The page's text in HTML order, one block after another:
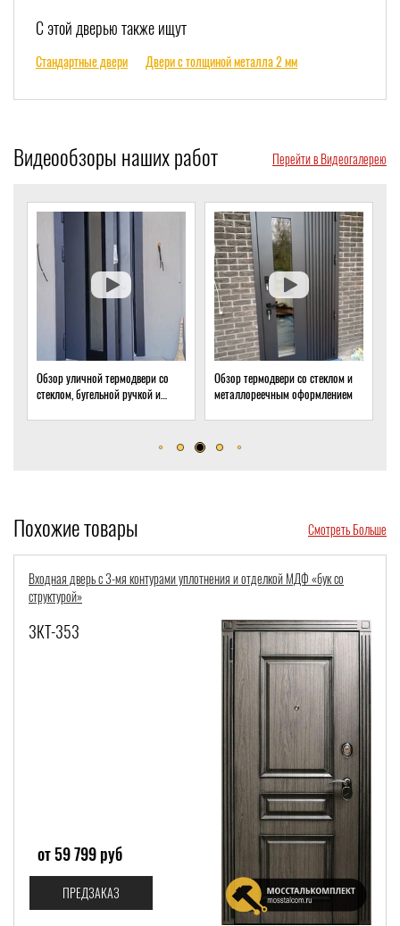
С этой дверью также ищут
Стандартные двери Двери с толщиной металла 2 мм
Видеообзоры наших работ Перейти в Видеогалерею
Обзор термодвери со стеклом и
металлореечным оформлением
Обзор термодвери с ковкой и
стеклом для подвала частного
Похожие товары Смотреть Больше
Стальная дверь с тремя контурами уплотнения и фрезерованным узором на
МДФ
3КТ-347
от 54 600 руб
ПРЕДЗАКАЗ